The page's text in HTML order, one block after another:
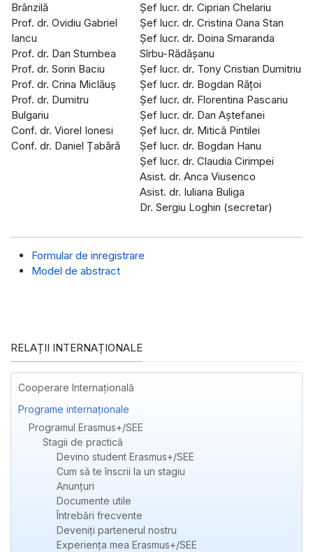
Brânzilă
Prof. dr. Ovidiu Gabriel
Iancu
Prof. dr. Dan Stumbea
Prof. dr. Sorin Baciu
Prof. dr. Crina Miclăuş
Prof. dr. Dumitru
Bulgariu
Conf. dr. Viorel Ionesi
Conf. dr. Daniel Țabără
Șef lucr. dr. Ciprian Chelariu
Șef lucr. dr. Cristina Oana Stan
Șef lucr. dr. Doina Smaranda
Sîrbu-Rădășanu
Șef lucr. dr. Tony Cristian Dumitriu
Șef lucr. dr. Bogdan Rățoi
Șef lucr. dr. Florentina Pascariu
Șef lucr. dr. Dan Aștefanei
Șef lucr. dr. Mitică Pintilei
Șef lucr. dr. Bogdan Hanu
Șef lucr. dr. Claudia Cirimpei
Asist. dr. Anca Viusenco
Asist. dr. Iuliana Buliga
Dr. Sergiu Loghin (secretar)
Formular de inregistrare
Model de abstract
RELAȚII INTERNAȚIONALE
Cooperare Internațională
Programe internaționale
Programul Erasmus+/SEE
Stagii de practică
Devino student Erasmus+/SEE
Cum să te înscrii la un stagiu
Anunțuri
Documente utile
Întrebări frecvente
Deveniți partenerul nostru
Experienţa mea Erasmus+/SEE